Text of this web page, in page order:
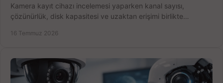
Kamera kayıt cihazı incelemesi yaparken kanal sayısı,
çözünürlük, disk kapasitesi ve uzaktan erişimi birlikte
16 Temmuz 2026